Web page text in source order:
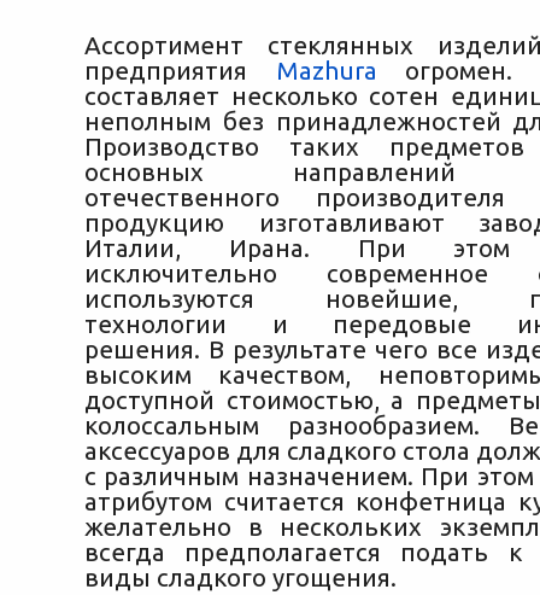
Ассортимент стеклянных
предприятия
Mazhura огромен.
составляет несколько сотен
неполным без принадлежностей
Производство таких
основных
отечественного
продукцию изготавливают
Италии, Ирана. При этом
исключительно современное
используются новейшие,
технологии и передовые
решения. В результате чего все
высоким качеством,
доступной стоимостью, а
колоссальным разнообразием.
аксессуаров для сладкого стола
с различным назначением. При
атрибутом считается конфетница
желательно в нескольких
всегда предполагается подать к
виды сладкого угощения.